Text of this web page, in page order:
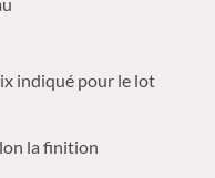
indiqué pour le lot
la finition